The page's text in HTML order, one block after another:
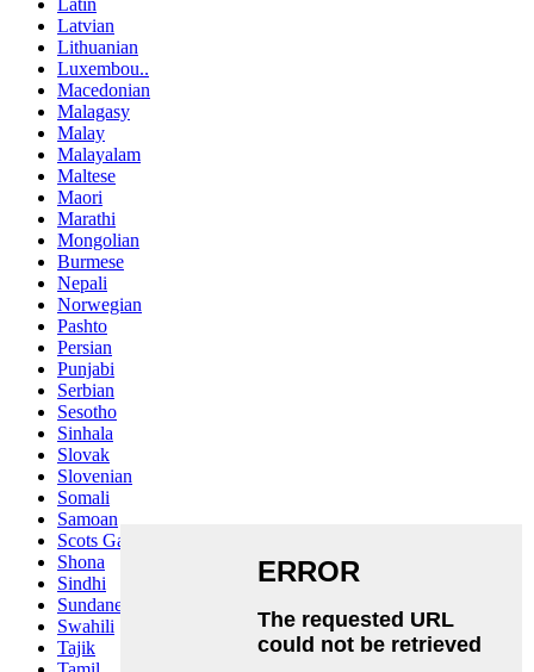
Latvian
Lithuanian
Luxembou..
Macedonian
Malagasy
Malay
Malayalam
Maltese
Maori
Marathi
Mongolian
Burmese
Nepali
Norwegian
Pashto
Persian
Punjabi
Serbian
Sesotho
Sinhala
Slovak
Slovenian
Somali
Samoan
Scots Gaelic
Shona
Sindhi
Sundanese
Swahili
Tajik